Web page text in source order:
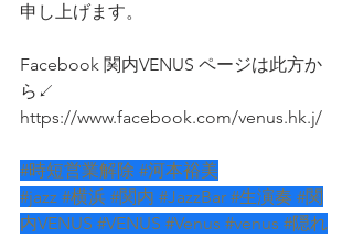
申し上げます。
Facebook 関内VENUS ページは此方か
ら↙️
https://www.facebook.com/venus.hk.j/
#時短営業解除 #河本裕美
#jazz #横浜 #関内 #JazzBar #生演奏 #関
内VENUS #VENUS #Venus #venus #隠れ